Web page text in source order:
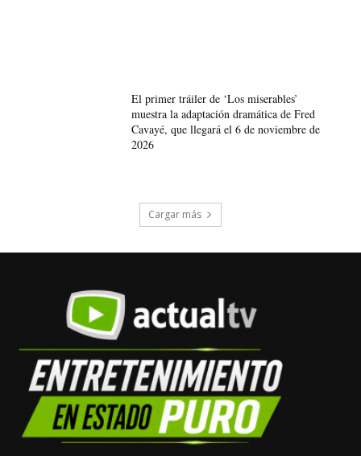
El primer tráiler de ‘Los miserables’
muestra la adaptación dramática de Fred
Cavayé, que llegará el 6 de noviembre de
2026
Cargar más